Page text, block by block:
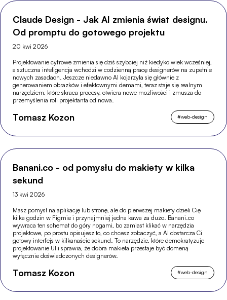
Claude Design - Jak AI zmienia świat designu.
Od promptu do gotowego projektu
20 kwi 2026
Projektowanie cyfrowe zmienia się dziś szybciej niż kiedykolwiek wcześniej,
a sztuczna inteligencja wchodzi w codzienną pracę designerów na zupełnie
nowych zasadach. Jeszcze niedawno AI kojarzyła się głównie z
generowaniem obrazków i efektownymi demami, teraz staje się realnym
narzędziem, które skraca procesy, otwiera nowe możliwości i zmusza do
przemyślenia roli projektanta od nowa.
Tomasz Kozon #web-design
Banani.co - od pomysłu do makiety w kilka
sekund
13 kwi 2026
Masz pomysł na aplikację lub stronę, ale do pierwszej makiety dzieli Cię
kilka godzin w Figmie i przynajmniej jedna kawa za dużo. Banani.co
wywraca ten schemat do góry nogami, bo zamiast klikać w narzędzia
projektowe, po prostu opisujesz to, co chcesz zobaczyć, a AI dostarcza Ci
gotowy interfejs w kilkanaście sekund. To narzędzie, które demokratyzuje
projektowanie UI i sprawia, że dobra makieta przestaje być domeną
wyłącznie doświadczonych designerów.
Tomasz Kozon #web-design